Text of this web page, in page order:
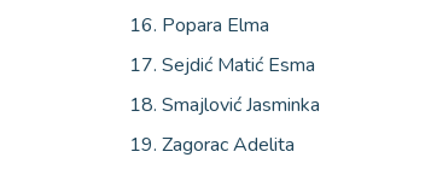
Popara Elma
Sejdić Matić Esma
Smajlović Jasminka
Zagorac Adelita